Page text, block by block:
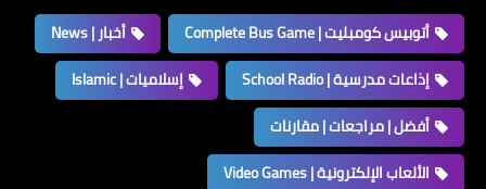
أتوبيس كومبليت | Complete Bus Game
أخبار | News
إذاعات مدرسية | School Radio
إسلاميات | Islamic
أفضل | مراجعات | مقارنات
الألعاب الإلكترونية | Video Games